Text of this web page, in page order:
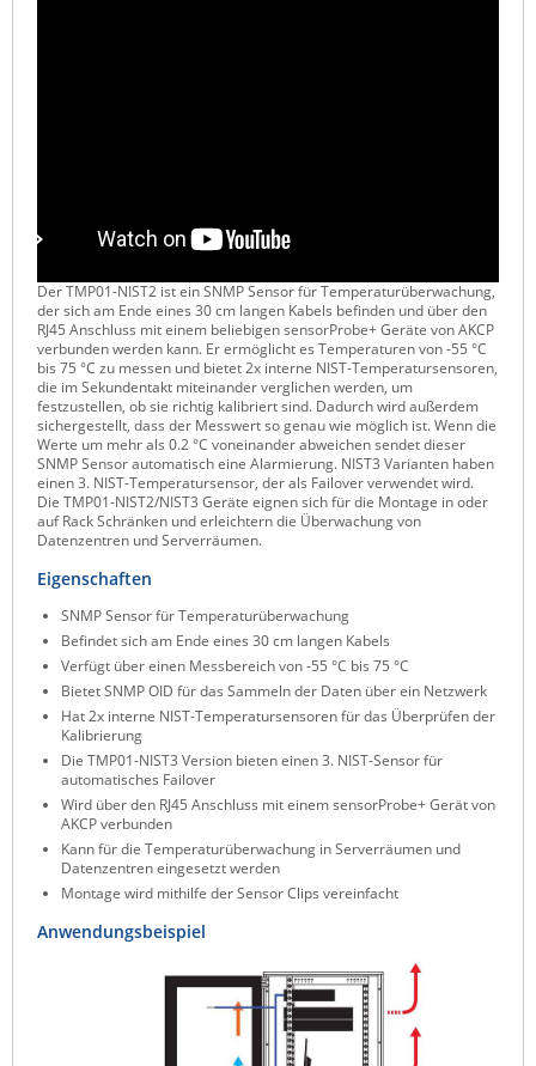
Teltonika
Unwired Networks
Vision
WATTECO
Westermo
Yuasa
ZPE Systems
Der TMP01-NIST2 ist ein SNMP Sensor für Temperaturüberwachung,
der sich am Ende eines 30 cm langen Kabels befinden und über den
RJ45 Anschluss mit einem beliebigen sensorProbe+ Geräte von AKCP
verbunden werden kann. Er ermöglicht es Temperaturen von -55 °C
bis 75 °C zu messen und bietet 2x interne NIST-Temperatursensoren,
die im Sekundentakt miteinander verglichen werden, um
festzustellen, ob sie richtig kalibriert sind. Dadurch wird außerdem
sichergestellt, dass der Messwert so genau wie möglich ist. Wenn die
Werte um mehr als 0.2 °C voneinander abweichen sendet dieser
SNMP Sensor automatisch eine Alarmierung. NIST3 Varianten haben
einen 3. NIST-Temperatursensor, der als Failover verwendet wird.
Die TMP01-NIST2/NIST3 Geräte eignen sich für die Montage in oder
auf Rack Schränken und erleichtern die Überwachung von
Datenzentren und Serverräumen.
Eigenschaften
SNMP Sensor für Temperaturüberwachung
Befindet sich am Ende eines 30 cm langen Kabels
Verfügt über einen Messbereich von -55 °C bis 75 °C
Bietet SNMP OID für das Sammeln der Daten über ein Netzwerk
Hat 2x interne NIST-Temperatursensoren für das Überprüfen der
Kalibrierung
Die TMP01-NIST3 Version bieten einen 3. NIST-Sensor für
automatisches Failover
Wird über den RJ45 Anschluss mit einem sensorProbe+ Gerät von
AKCP verbunden
Kann für die Temperaturüberwachung in Serverräumen und
Datenzentren eingesetzt werden
Montage wird mithilfe der Sensor Clips vereinfacht
Anwendungsbeispiel